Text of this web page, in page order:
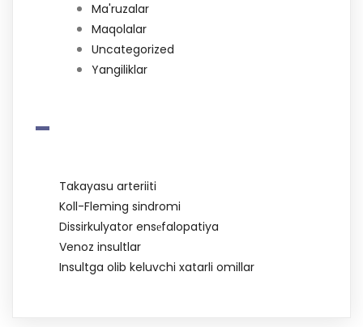
Ma'ruzalar
Maqolalar
Uncategorized
Yangiliklar
-
Takayasu arteriiti
Koll-Fleming sindromi
Dissirkulyator ensеfalopatiya
Venoz insultlar
Insultga olib keluvchi xatarli omillar